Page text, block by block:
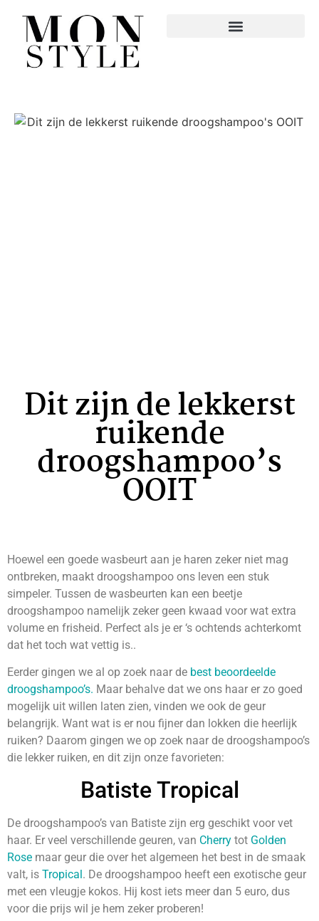
Dit zijn de lekkerst
ruikende
droogshampoo’s
OOIT
Hoewel een goede wasbeurt aan je haren zeker niet mag
ontbreken, maakt droogshampoo ons leven een stuk
simpeler. Tussen de wasbeurten kan een beetje
droogshampoo namelijk zeker geen kwaad voor wat extra
volume en frisheid. Perfect als je er ‘s ochtends achterkomt
dat het toch wat vettig is..
Eerder gingen we al op zoek naar de best beoordeelde
droogshampoo’s. Maar behalve dat we ons haar er zo goed
mogelijk uit willen laten zien, vinden we ook de geur
belangrijk. Want wat is er nou fijner dan lokken die heerlijk
ruiken? Daarom gingen we op zoek naar de droogshampoo’s
die lekker ruiken, en dit zijn onze favorieten:
Batiste Tropical
De droogshampoo’s van Batiste zijn erg geschikt voor vet
haar. Er veel verschillende geuren, van Cherry tot Golden
Rose maar geur die over het algemeen het best in de smaak
valt, is Tropical . De droogshampoo heeft een exotische geur
met een vleugje kokos. Hij kost iets meer dan 5 euro, dus
voor die prijs wil je hem zeker proberen!